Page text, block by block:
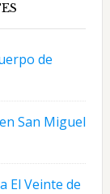
de
San Miguel
El Veinte de